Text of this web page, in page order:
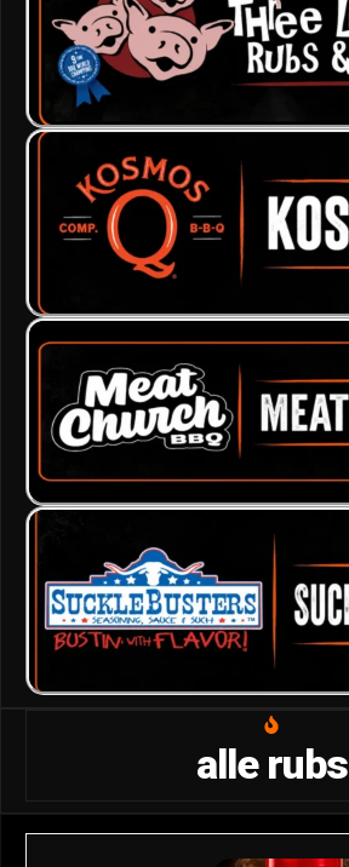
alle rubs